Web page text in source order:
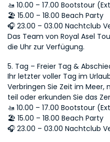
🚤 10.00 – 17.00 Bootstour
🏖 15.00 – 18.00 Beach Party
🎧 23.00 – 03.00 Nachtclub
Das Team von Royal Asel
die Uhr zur Verfügung.
5. Tag – Freier Tag &
Ihr letzter voller Tag im
Verbringen Sie Zeit im
teil oder erkunden Sie das
🚤 10.00 – 17.00 Bootstour
🏖 15.00 – 18.00 Beach Party
🎧 23.00 – 03.00 Nachtclub